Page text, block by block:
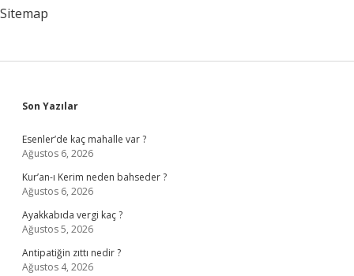
Sitemap
Sidebar
Son Yazılar
Esenler’de kaç mahalle var ?
Ağustos 6, 2026
Kur’an-ı Kerim neden bahseder ?
Ağustos 6, 2026
Ayakkabıda vergi kaç ?
Ağustos 5, 2026
Antipatiğin zıttı nedir ?
Ağustos 4, 2026